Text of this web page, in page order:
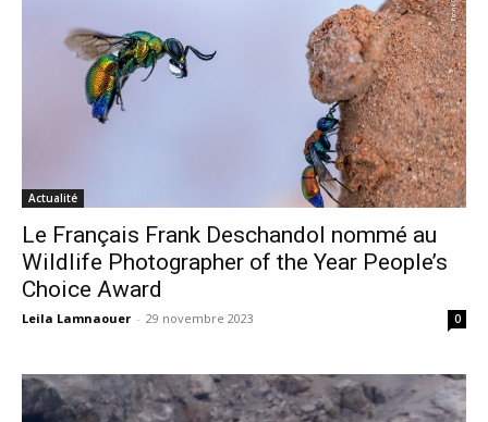
Actualité
Le Français Frank Deschandol nommé au
Wildlife Photographer of the Year People’s
Choice Award
Leila Lamnaouer - 29 novembre 2023 0